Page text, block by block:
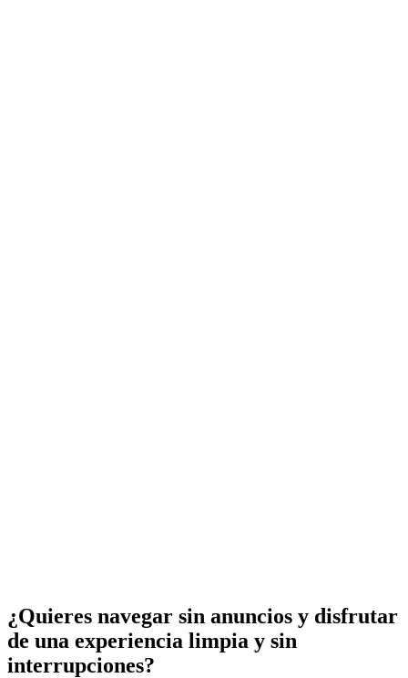
¿Quieres navegar sin anuncios y disfrutar
de una experiencia limpia y sin
interrupciones?